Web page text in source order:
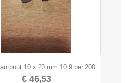
 Snel bekijken
10 x 20 mm 10.9 per 200
€ 46,53